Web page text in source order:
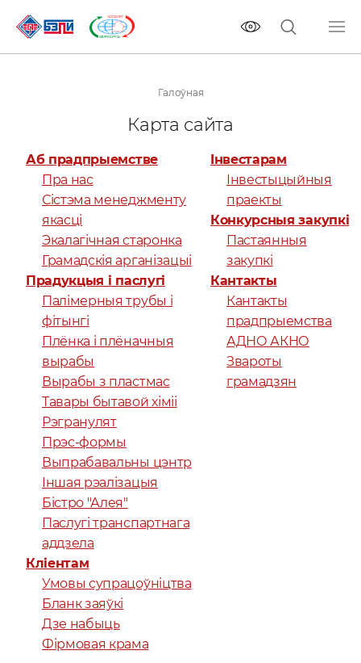
Галоўная
Карта сайта
Аб прадпрыемстве
Пра нас
Сістэма менеджменту
якасці
Экалагічная старонка
Грамадскія арганізацыі
Прадукцыя і паслугі
Палімерныя трубы і
фітынгі
Плёнка і плёначныя
вырабы
Вырабы з пластмас
Тавары бытавой хіміі
Рэгранулят
Прэс-формы
Выпрабавальны цэнтр
Іншая рэалізацыя
Бістро "Алея"
Паслугі транспартнага
аддзела
Кліентам
Умовы супрацоўніцтва
Бланк заяўкі
Дзе набыць
Фірмовая крама
Iнвестарам
Інвестыцыйныя
праекты
Конкурсныя закупкі
Пастаянныя
закупкі
Кантакты
Кантакты
прадпрыемства
АДНО АКНО
Звароты
грамадзян